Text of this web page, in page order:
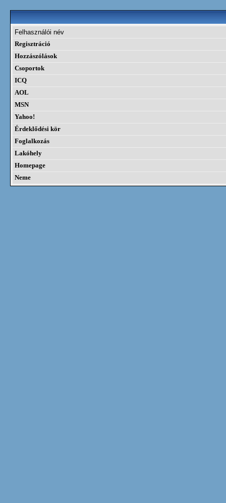
Felhasználói név
Regisztráció
Hozzászólások
Csoportok
ICQ
AOL
MSN
Yahoo!
Érdeklődési kör
Foglalkozás
Lakóhely
Homepage
Neme